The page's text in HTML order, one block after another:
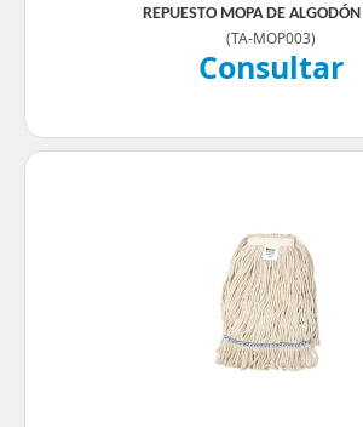
REPUESTO MOPA DE ALGODÓN
(TA-MOP003)
Consultar